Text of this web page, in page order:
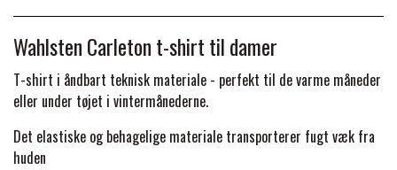
TERAPI PRODUKTER
HUER & HALSTØRKLÆDER
GAVEARTIKLER VOKSNE
INSEKTBESKYTTELSE
HESTEBOLCHER & TREATS
TILSKUD & VITAMINER
TRAVDÆKKEN & TILBEHØR
SKO & VÆRKTØJ
VOGNE & TILBEHØR
PREMIER EQUINE LINERS & DÆKKEN
TILBEHØR
PREMIER EQUINE WALKER & RIDEDÆKKEN
CARR & DAY & MARTIN
CUSTOM
Wahlsten Carleton t-shirt til damer
T-shirt i åndbart teknisk materiale - perfekt til de varme måneder
eller under tøjet i vintermånederne.
Det elastiske og behagelige materiale transporterer fugt væk fra
huden